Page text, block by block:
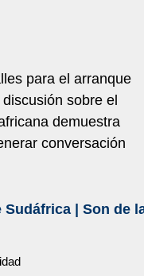
para el arranque
sobre el
demuestra
conversación
Sudáfrica| Son de